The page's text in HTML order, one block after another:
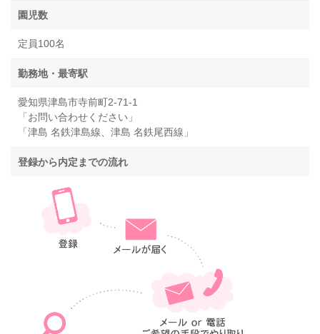
園児数
定員100名
勤務地・最寄駅
愛知県津島市寺前町2-71-1
「お問い合わせください」
「津島 名鉄津島線、津島 名鉄尾西線」
登録から内定までの流れ